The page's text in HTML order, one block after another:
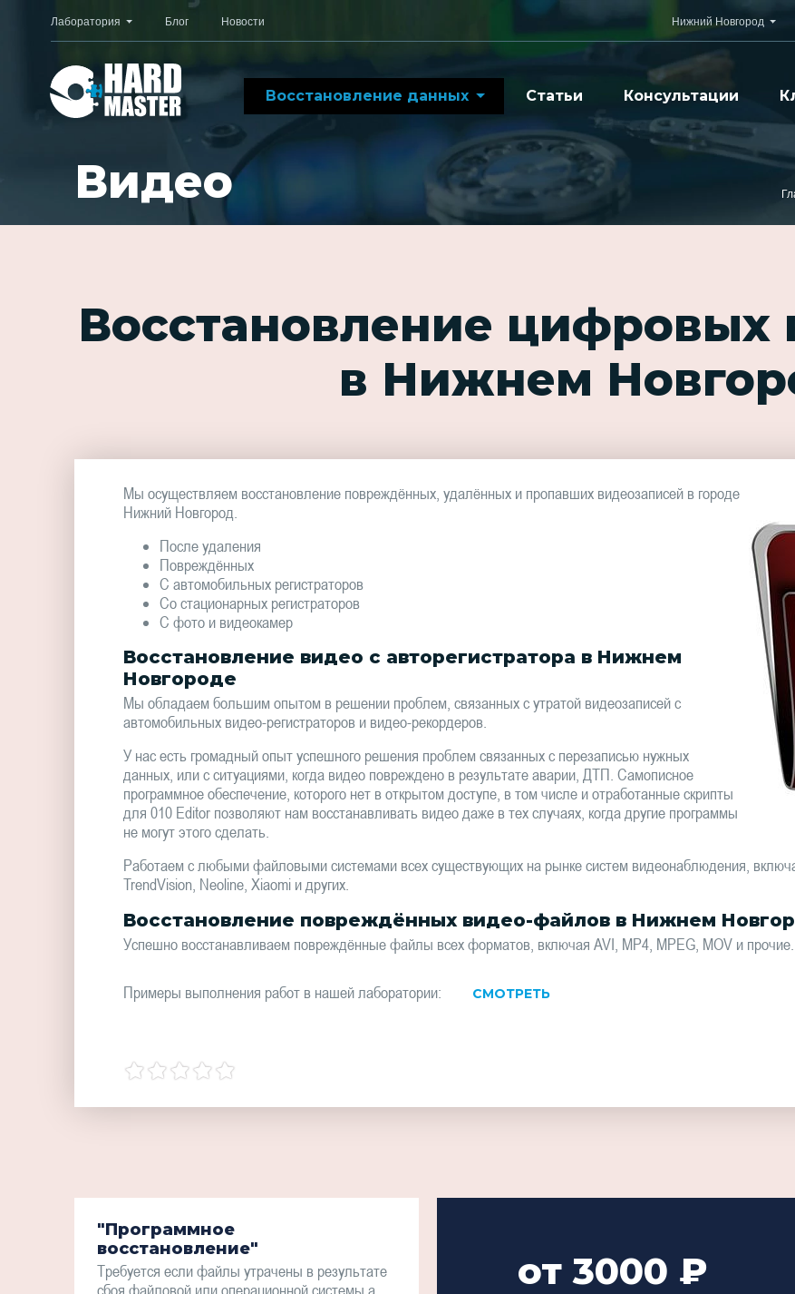
Восстановление данных Статьи Консультации
Лаборатория Блог Новости Нижний Новгород
Видео
Восстановление цифровых
в Нижнем
Мы осуществляем восстановление повреждённых, удалённых и пропавших видеозаписей в городе
Нижний Новгород.
После удаления
Повреждённых
С автомобильных регистраторов
Со стационарных регистраторов
С фото и видеокамер
Восстановление видео с авторегистратора в Нижнем
Новгороде
Мы обладаем большим опытом в решении проблем, связанных с утратой видеозаписей с
автомобильных видео-регистраторов и видео-рекордеров.
У нас есть громадный опыт успешного решения проблем связанных с перезаписью нужных
данных, или с ситуациями, когда видео повреждено в результате аварии, ДТП. Самописное
программное обеспечение, которого нет в открытом доступе, в том числе и отработанные скрипты
для 010 Editor позволяют нам восстанавливать видео даже в тех случаях, когда другие программы
не могут этого сделать.
Работаем с любыми файловыми системами всех существующих на рынке систем видеонаблюдения,
TrendVision, Neoline, Xiaomi и других.
Восстановление повреждённых видео-файлов в Нижнем
Успешно восстанавливаем повреждённые файлы всех форматов, включая AVI, MP4, MPEG, MOV и прочие.
Примеры выполнения работ в нашей лаборатории: СМОТРЕТЬ
"Программное
восстановление"
Требуется если файлы утрачены в результате
от 3000